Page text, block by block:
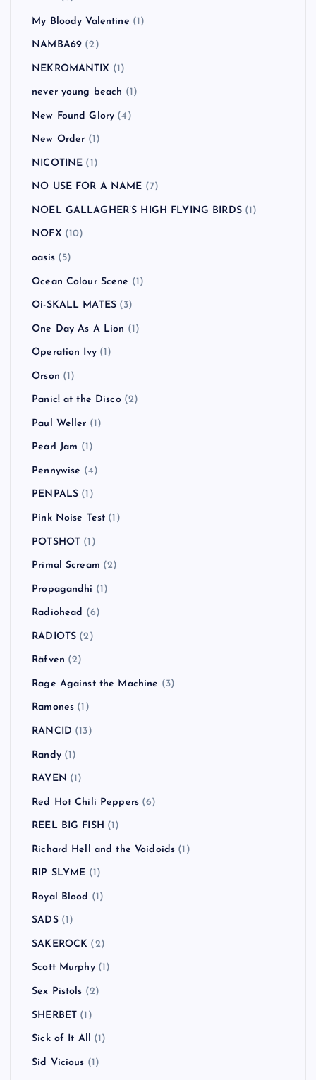
My Bloody Valentine (1)
NAMBA69 (2)
NEKROMANTIX (1)
never young beach (1)
New Found Glory (4)
New Order (1)
NICOTINE (1)
NO USE FOR A NAME (7)
NOEL GALLAGHER’S HIGH FLYING BIRDS(1)
NOFX (10)
oasis(5)
Ocean Colour Scene (1)
Oi-SKALL MATES (3)
One Day As A Lion (1)
Operation Ivy(1)
Orson (1)
Panic! at the Disco(2)
Paul Weller (1)
Pearl Jam (1)
Pennywise (4)
PENPALS (1)
Pink Noise Test (1)
POTSHOT (1)
Primal Scream (2)
Propagandhi (1)
Radiohead (6)
RADIOTS (2)
Räfven (2)
Rage Against the Machine (3)
Ramones (1)
RANCID (13)
Randy(1)
RAVEN (1)
Red Hot Chili Peppers (6)
REEL BIG FISH (1)
Richard Hell and the Voidoids (1)
RIP SLYME (1)
Royal Blood (1)
SADS(1)
SAKEROCK (2)
Scott Murphy(1)
Sex Pistols (2)
SHERBET (1)
Sick of It All (1)
Sid Vicious (1)